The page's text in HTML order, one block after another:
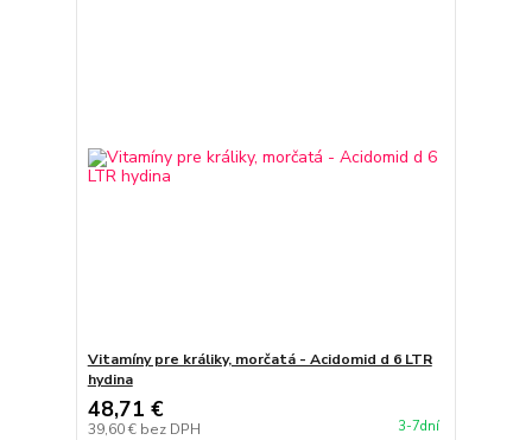
Vitamíny pre králiky, morčatá - Acidomid d 6 LTR
hydina
48,71 €
39,60 € bez DPH 3-7dní